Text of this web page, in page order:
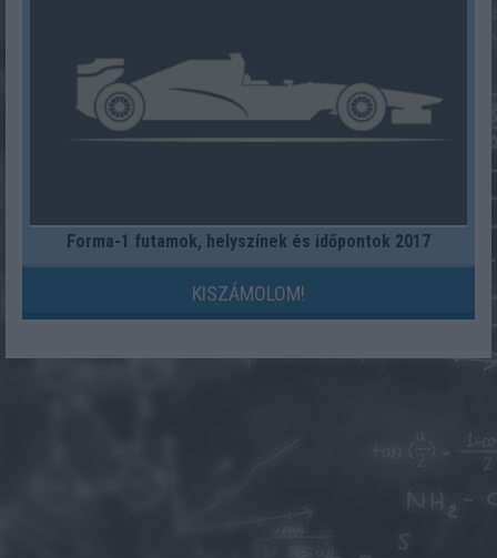
Forma-1 futamok, helyszínek és időpontok 2017
KISZÁMOLOM!